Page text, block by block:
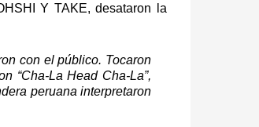
Y TAKE, desataron la
con el público. Tocaron
“Cha-La Head Cha-La”,
peruana interpretaron